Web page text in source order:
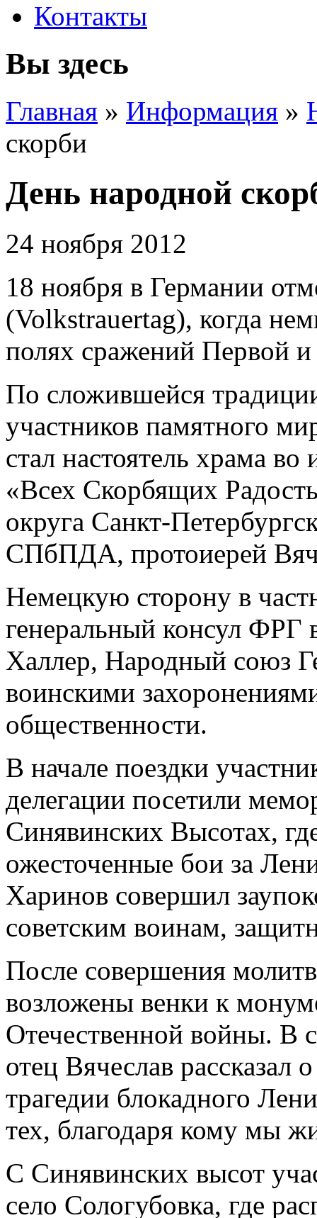
Контакты
Вы здесь
Главная » Информация »
скорби
День народной
24 ноября 2012
18 ноября в Германии
(Volkstrauertag), когда
полях сражений Первой
По сложившейся
участников памятного
стал настоятель храма
«Всех Скорбящих
округа Санкт-
СПбПДА, протоиерей
Немецкую сторону в
генеральный консул ФРГ
Халлер, Народный союз
воинскими
общественности.
В начале поездки
делегации посетили
Синявинских Высотах,
ожесточенные бои за
Харинов совершил
советским воинам,
После совершения
возложены венки к
Отечественной войны. В
отец Вячеслав рассказал
трагедии блокадного
тех, благодаря кому мы
С Синявинских высот
село Сологубовка, где